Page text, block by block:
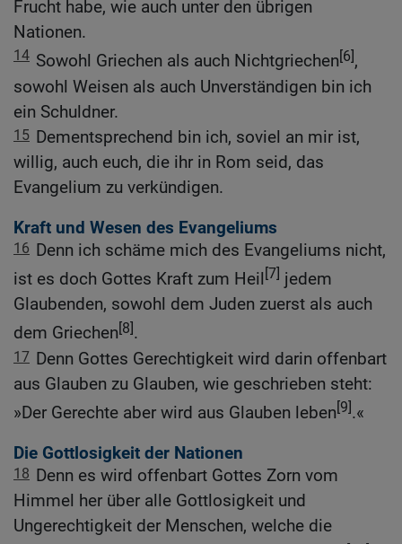
Frucht habe, wie auch unter den übrigen
Nationen.
14 Sowohl Griechen als auch Nichtgriechen[6],
sowohl Weisen als auch Unverständigen bin ich
ein Schuldner.
15 Dementsprechend bin ich, soviel an mir ist,
willig, auch euch, die ihr in Rom seid, das
Evangelium zu verkündigen.
Kraft und Wesen des Evangeliums
16 Denn ich schäme mich des Evangeliums nicht,
ist es doch Gottes Kraft zum Heil [7] jedem
Glaubenden, sowohl dem Juden zuerst als auch
dem Griechen[8].
17 Denn Gottes Gerechtigkeit wird darin offenbart
aus Glauben zu Glauben, wie geschrieben steht:
»Der Gerechte aber wird aus Glauben leben[9].«
Die Gottlosigkeit der Nationen
18 Denn es wird offenbart Gottes Zorn vom
Himmel her über alle Gottlosigkeit und
Ungerechtigkeit der Menschen, welche die